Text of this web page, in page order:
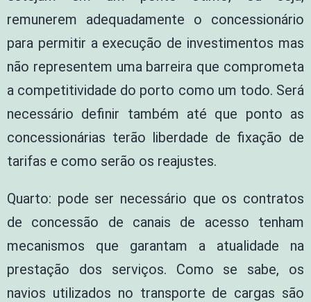
remunerem adequadamente o concessionário
para permitir a execução de investimentos mas
não representem uma barreira que comprometa
a competitividade do porto como um todo. Será
necessário definir também até que ponto as
concessionárias terão liberdade de fixação de
tarifas e como serão os reajustes.
Quarto: pode ser necessário que os contratos
de concessão de canais de acesso tenham
mecanismos que garantam a atualidade na
prestação dos serviços. Como se sabe, os
navios utilizados no transporte de cargas são